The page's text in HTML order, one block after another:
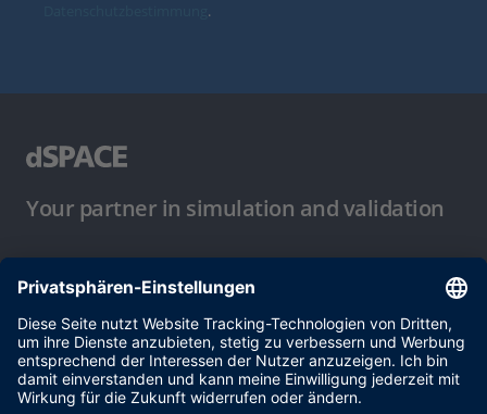
.
Your partner in simulation and validation
Datenschutzbestimmung
Impressum & Allgemeine